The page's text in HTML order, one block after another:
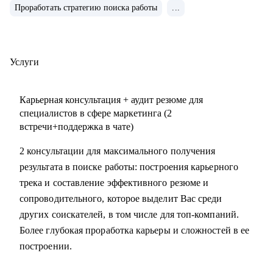
• Провела более 150 собеседований, более 120 менторских
странах MENA.
С чем помогу:
• Подготовиться к карьерному переходу в сферу
маркетинга, и в сфере маркетинга из одной отрасли в
другую
• Выявить сильные стороны, а главное, ключевую
ценность, за которую будут доплачивать
• Сформулировать карьерную цель и разработать план для
ее достижения (пошаговая дорожная карта)
• Составить план роста до позиции директор по
Проработать стратегию поиска работы ...
Услуги
Карьерная консультация + аудит резюме для
специалистов в сфере маркетинга (2
встречи+поддержка в чате)
2 консультации для максимального получения
результата в поиске работы: построения карьерного
трека и составление эффективного резюме и
сопроводительного, которое выделит Вас среди
других соискателей, в том числе для топ-компаний.
Более глубокая проработка карьеры и сложностей в ее
построении.